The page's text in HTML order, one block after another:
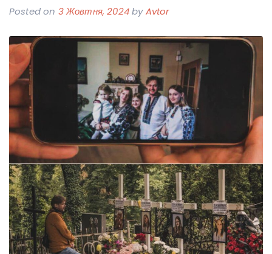
Posted on 3 Жовтня, 2024byAvtor